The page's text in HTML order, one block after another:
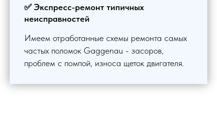
✅ Экспресс-ремонт типичных
неисправностей
Имеем отработанные схемы ремонта самых
частых поломок Gaggenau - засоров,
проблем с помпой, износа щеток двигателя.